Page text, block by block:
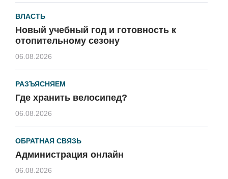
ВЛАСТЬ
Новый учебный год и готовность к
отопительному сезону
06.08.2026
РАЗЪЯСНЯЕМ
Где хранить велосипед?
06.08.2026
ОБРАТНАЯ СВЯЗЬ
Администрация онлайн
06.08.2026